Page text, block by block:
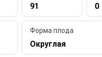
91 0
Форма плода
Округлая